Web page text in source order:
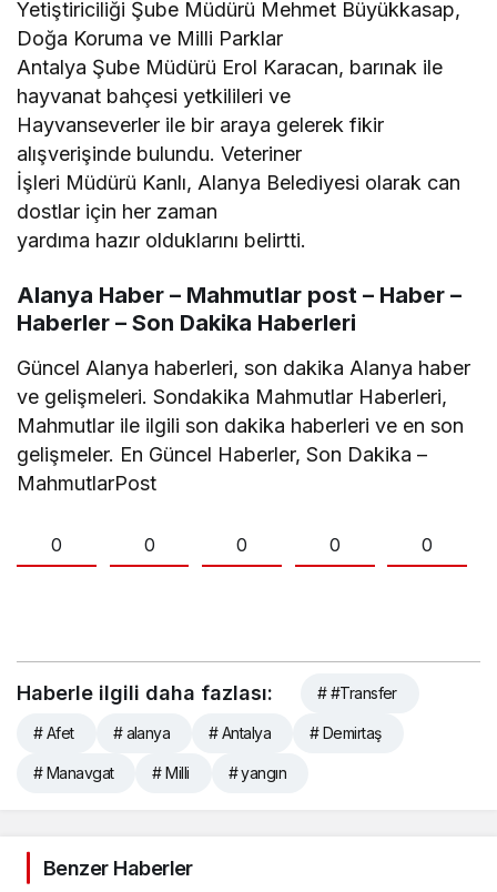
Yetiştiriciliği Şube Müdürü Mehmet Büyükkasap,
Doğa Koruma ve Milli Parklar
Antalya Şube Müdürü Erol Karacan, barınak ile
hayvanat bahçesi yetkilileri ve
Hayvanseverler ile bir araya gelerek fikir
alışverişinde bulundu. Veteriner
İşleri Müdürü Kanlı, Alanya Belediyesi olarak can
dostlar için her zaman
yardıma hazır olduklarını belirtti.
Alanya Haber – Mahmutlar post – Haber –
Haberler – Son Dakika Haberleri
Güncel Alanya haberleri, son dakika Alanya haber
ve gelişmeleri. Sondakika Mahmutlar Haberleri,
Mahmutlar ile ilgili son dakika haberleri ve en son
gelişmeler. En Güncel Haberler, Son Dakika –
MahmutlarPost
0 0 0 0 0
Haberle ilgili daha fazlası: # #Transfer
# Afet # alanya # Antalya # Demirtaş
# Manavgat # Milli # yangın
Benzer Haberler